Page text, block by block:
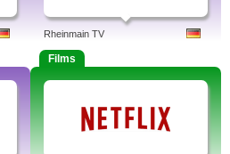
Rheinmain TV
Films